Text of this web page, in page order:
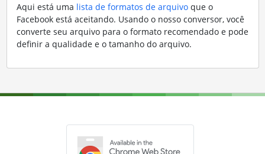
Aqui está uma lista de formatos de arquivoque o
Facebook está aceitando. Usando o nosso conversor, você
converte seu arquivo para o formato recomendado e pode
definir a qualidade e o tamanho do arquivo.